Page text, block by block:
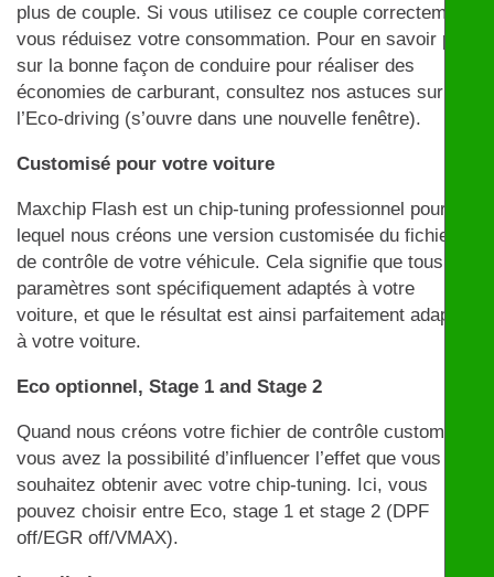
plus de couple. Si vous utilisez ce couple correctement,
vous réduisez votre consommation. Pour en savoir plus
sur la bonne façon de conduire pour réaliser des
économies de carburant, consultez nos astuces sur
l’Eco-driving (s’ouvre dans une nouvelle fenêtre).
Customisé pour votre voiture
Maxchip Flash est un chip-tuning professionnel pour
lequel nous créons une version customisée du fichier
de contrôle de votre véhicule. Cela signifie que tous les
paramètres sont spécifiquement adaptés à votre
voiture, et que le résultat est ainsi parfaitement adapté
à votre voiture.
Eco optionnel, Stage 1 and Stage 2
Quand nous créons votre fichier de contrôle customisé,
vous avez la possibilité d’influencer l’effet que vous
souhaitez obtenir avec votre chip-tuning. Ici, vous
pouvez choisir entre Eco, stage 1 et stage 2 (DPF
off/EGR off/VMAX).